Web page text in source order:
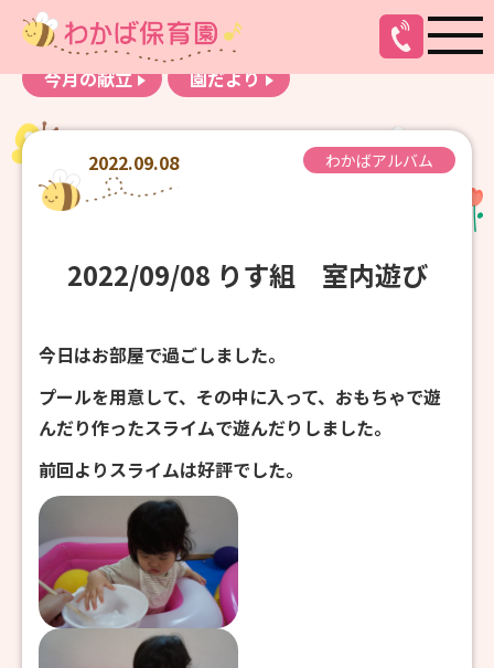
お知らせ
わかばアルバム
今月の献立
園だより
2022.09.08 わかばアルバム
2022/09/08 りす組 室内遊び
今日はお部屋で過ごしました。
プールを用意して、その中に入って、おもちゃで遊
んだり作ったスライムで遊んだりしました。
前回よりスライムは好評でした。